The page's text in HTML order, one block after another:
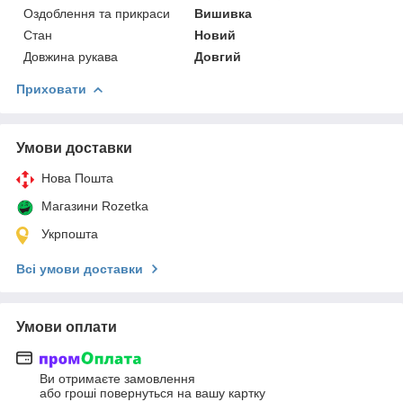
Оздоблення та прикраси
Вишивка
Стан
Новий
Довжина рукава
Довгий
Приховати
Умови доставки
Нова Пошта
Магазини Rozetka
Укрпошта
Всі умови доставки
Умови оплати
Ви отримаєте замовлення
або гроші повернуться на вашу картку